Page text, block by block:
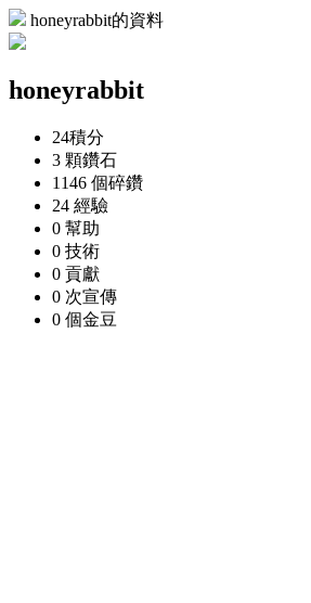
honeyrabbit的資料
honeyrabbit
24積分
3 顆鑽石
1146 個碎鑽
24 經驗
0 幫助
0 技術
0 貢獻
0 次宣傳
0 個金豆